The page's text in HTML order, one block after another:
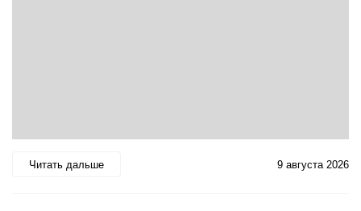
Читать дальше 9 августа 2026